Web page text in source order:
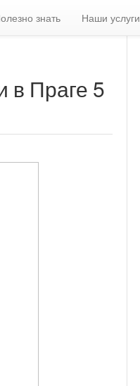
знать Наши услуги
в Праге 5